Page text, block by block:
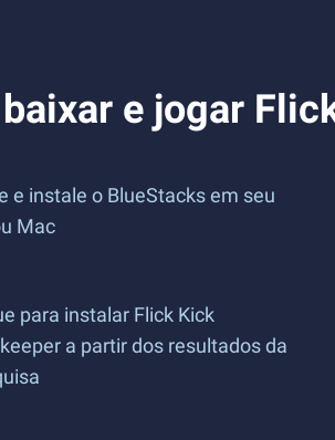
e jogar
e instale o BlueStacks em seu
Mac
para instalar Flick Kick
a partir dos resultados da